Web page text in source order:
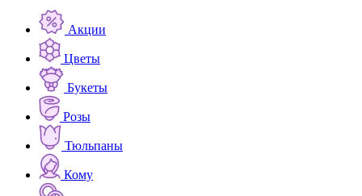
Акции
Цветы
Букеты
Розы
Тюльпаны
Кому